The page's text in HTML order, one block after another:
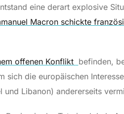
eine derart explosive
Macron schickte
offenen Konflikt befinden,
die europäischen
Libanon) andererseits